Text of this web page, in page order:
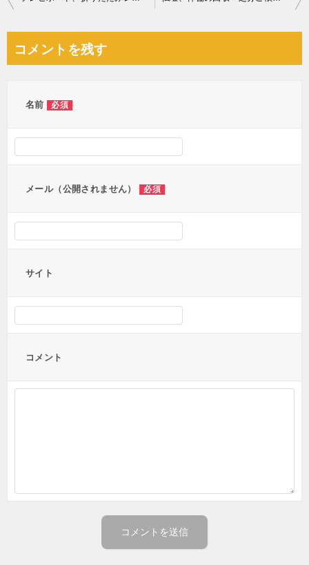
ビ
コメントを残す
名前 必須
メール（公開されません） 必須
サイト
コメント